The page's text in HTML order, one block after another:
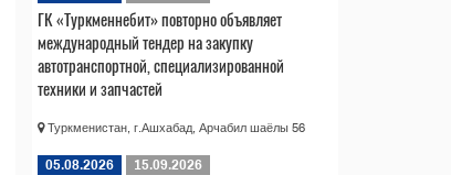
ГК «Туркменнебит» повторно объявляет
международный тендер на закупку
автотранспортной, специализированной
техники и запчастей
Туркменистан, г.Ашхабад, Арчабил шаёлы 56
05.08.2026 15.09.2026